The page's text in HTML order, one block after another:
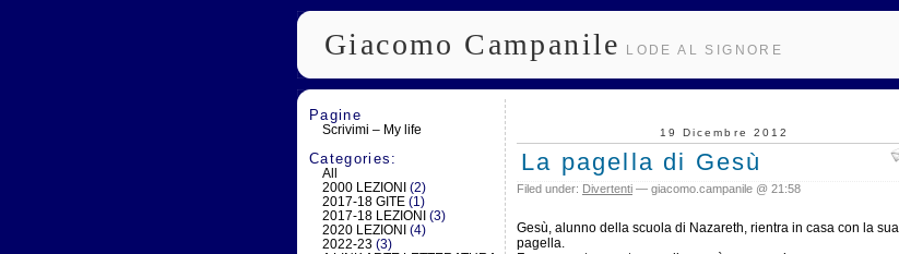
Giacomo Campanile LODE AL SIGNORE
Pagine
Scrivimi – My life
Categories:
All
2000 LEZIONI (2)
2017-18 GITE (1)
2017-18 LEZIONI (3)
2020 LEZIONI (4)
2022-23 (3)
19 Dicembre 2012
La pagella di Gesù
Filed under: Divertenti — giacomo.campanile @ 21:58
Gesù, alunno della scuola di Nazareth, rientra in casa con la sua
pagella.